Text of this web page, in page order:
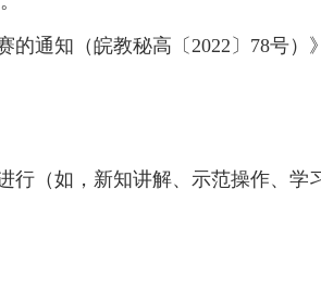
通知（皖教秘高〔2022〕78号）
（如，新知讲解、示范操作、学